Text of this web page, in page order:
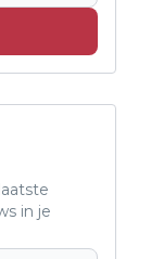
in je